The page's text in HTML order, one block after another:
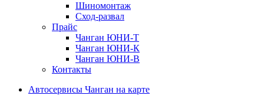
Шиномонтаж
Сход-развал
Прайс
Чанган ЮНИ-Т
Чанган ЮНИ-К
Чанган ЮНИ-В
Контакты
Автосервисы Чанган на карте